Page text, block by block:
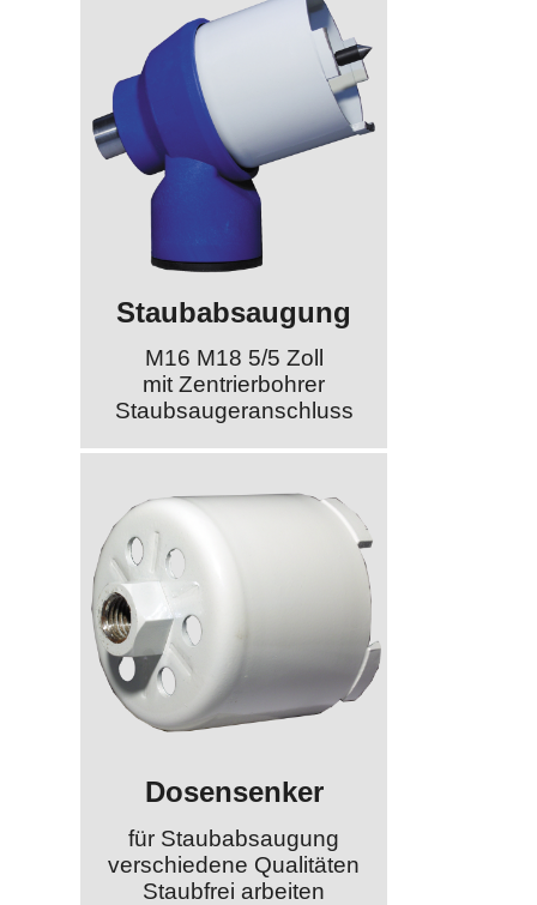
Staubabsaugung
M16 M18 5/5 Zoll
mit Zentrierbohrer
Staubsaugeranschluss
Dosensenker
für Staubabsaugung
verschiedene Qualitäten
Staubfrei arbeiten